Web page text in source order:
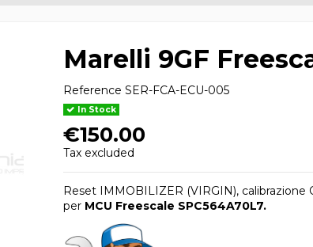
Marelli 9GF
Reference SER-FCA-ECU-005
In Stock
€150.00
Tax excluded
Reset IMMOBILIZER (VIRGIN), calibrazione
per MCU Freescale SPC564A70L7.